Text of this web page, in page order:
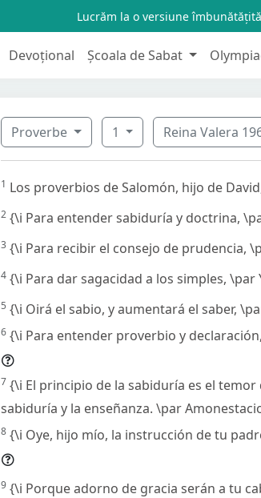
Lucrăm la o versiune
Devoțional Școala de Sabat
Proverbe 1 Reina Valera
1 Los proverbios de Salomón, hijo de
2 {\i Para entender sabiduría y doctrina,
3 {\i Para recibir el consejo de prudencia,
4 {\i Para dar sagacidad a los simples,
5 {\i Oirá el sabio, y aumentará el saber,
6 {\i Para entender proverbio y
7 {\i El principio de la sabiduría es el temor
sabiduría y la enseñanza. \par
8 {\i Oye, hijo mío, la instrucción de tu
9 {\i Porque adorno de gracia serán a tu